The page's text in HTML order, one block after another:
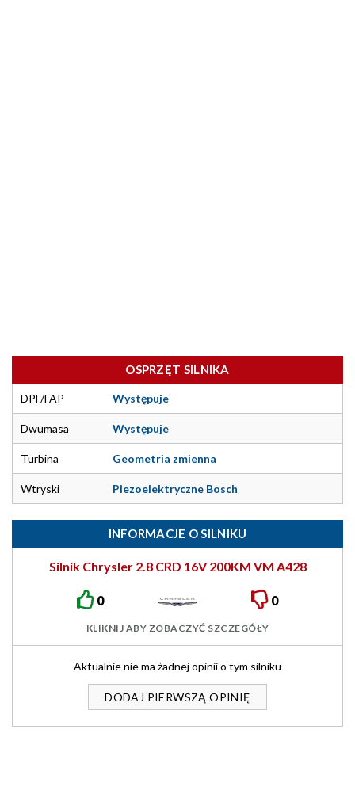
OSPRZĘT SILNIKA
DPF/FAP Występuje
Dwumasa Występuje
Turbina Geometria zmienna
Wtryski Piezoelektryczne Bosch
INFORMACJE O SILNIKU
Silnik Chrysler 2.8 CRD 16V 200KM VM A428
0 0
KLIKNIJ ABY ZOBACZYĆ SZCZEGÓŁY
Aktualnie nie ma żadnej opinii o tym silniku
DODAJ PIERWSZĄ OPINIĘ